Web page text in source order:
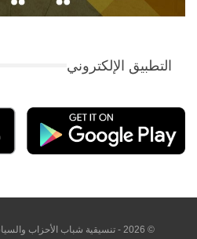
التطبيق الإلكتروني
© 2026 - تنسيقية شباب الأحزاب والسياسيين. All Rights Reserved.